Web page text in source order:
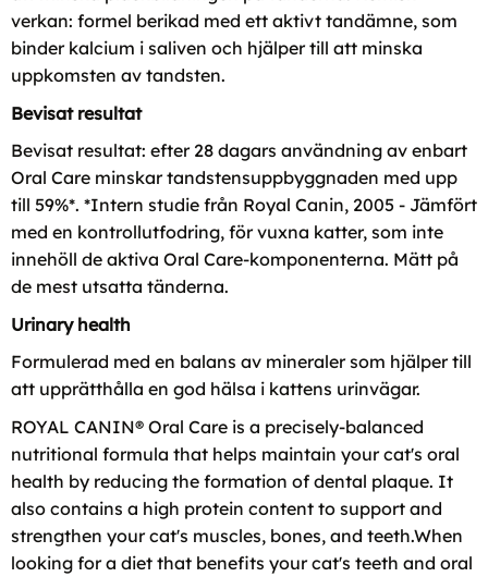
verkan: formel berikad med ett aktivt tandämne, som
binder kalcium i saliven och hjälper till att minska
uppkomsten av tandsten.
Bevisat resultat
Bevisat resultat: efter 28 dagars användning av enbart
Oral Care minskar tandstensuppbyggnaden med upp
till 59%*. *Intern studie från Royal Canin, 2005 - Jämfört
med en kontrollutfodring, för vuxna katter, som inte
innehöll de aktiva Oral Care-komponenterna. Mätt på
de mest utsatta tänderna.
Urinary health
Formulerad med en balans av mineraler som hjälper till
att upprätthålla en god hälsa i kattens urinvägar.
ROYAL CANIN® Oral Care is a precisely-balanced
nutritional formula that helps maintain your cat's oral
health by reducing the formation of dental plaque. It
also contains a high protein content to support and
strengthen your cat's muscles, bones, and teeth.When
looking for a diet that benefits your cat's teeth and oral